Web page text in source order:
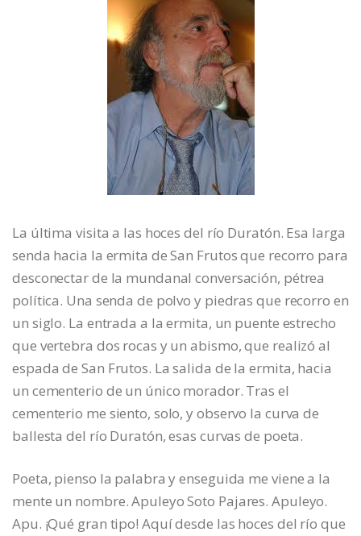
La última visita a las hoces del río Duratón. Esa larga
senda hacia la ermita de San Frutos que recorro para
desconectar de la mundanal conversación, pétrea
política. Una senda de polvo y piedras que recorro en
un siglo. La entrada a la ermita, un puente estrecho
que vertebra dos rocas y un abismo, que realizó al
espada de San Frutos. La salida de la ermita, hacia
un cementerio de un único morador. Tras el
cementerio me siento, solo, y observo la curva de
ballesta del río Duratón, esas curvas de poeta.
Poeta, pienso la palabra y enseguida me viene a la
mente un nombre. Apuleyo Soto Pajares. Apuleyo.
Apu. ¡Qué gran tipo! Aquí desde las hoces del río que